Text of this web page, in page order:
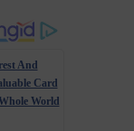
And
Card
World